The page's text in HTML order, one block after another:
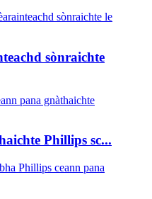
sònraichte
Phillips sc...